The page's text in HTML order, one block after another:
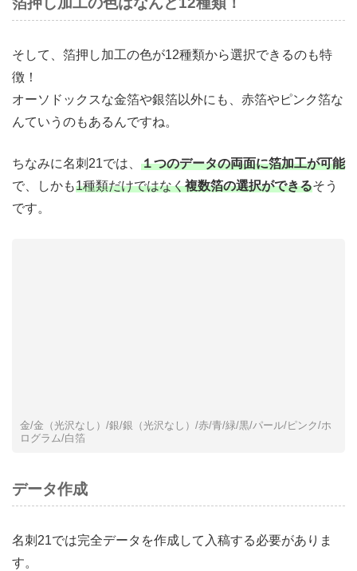
そして、箔押し加工の色が12種類から選択できるのも特
徴！
オーソドックスな金箔や銀箔以外にも、赤箔やピンク箔な
んていうのもあるんですね。
ちなみに名刺21では、 １つのデータの両面に箔加工が可能
で、しかも1種類だけではなく複数箔の選択ができるそう
です。
金/金（光沢なし）/銀/銀（光沢なし）/赤/青/緑/黒/パール/ピンク/ホ
ログラム/白箔
データ作成
名刺21では完全データを作成して入稿する必要がありま
す。